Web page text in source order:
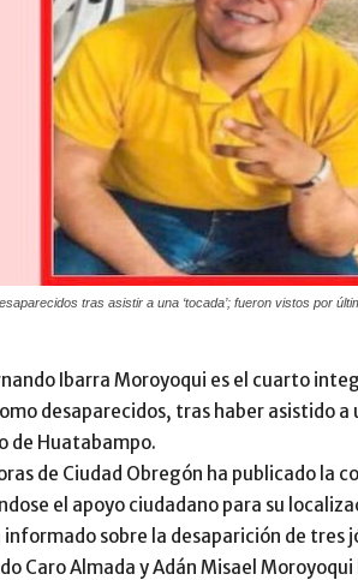
tras asistir a una ‘tocada’; fueron vistos por
Ibarra Moroyoqui es el cuarto
desaparecidos, tras haber asistido a
de Huatabampo.
de Ciudad Obregón ha publicado la
el apoyo ciudadano para su
sobre la desaparición de tres
Caro Almada y Adán Misael Moroyoqui